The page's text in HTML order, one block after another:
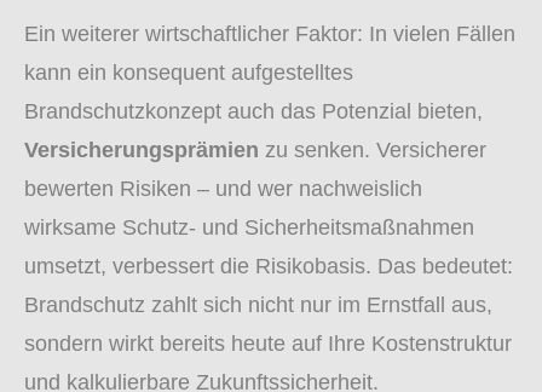
Ein weiterer wirtschaftlicher Faktor: In vielen Fällen
kann ein konsequent aufgestelltes
Brandschutzkonzept auch das Potenzial bieten,
Versicherungsprämien zu senken. Versicherer
bewerten Risiken – und wer nachweislich
wirksame Schutz- und Sicherheitsmaßnahmen
umsetzt, verbessert die Risikobasis. Das bedeutet:
Brandschutz zahlt sich nicht nur im Ernstfall aus,
sondern wirkt bereits heute auf Ihre Kostenstruktur
und kalkulierbare Zukunftssicherheit.